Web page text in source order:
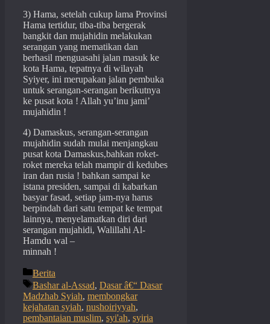
3) Hama, setelah cukup lama Provinsi
Hama tertidur, tiba-tiba bergerak
bangkit dan mujahidin melakukan
serangan yang mematikan dan
berhasil menguasahi jalan masuk ke
kota Hama, tepatnya di wilayah
Syiyer, ini merupakan jalan pembuka
untuk serangan-serangan berikutnya
ke pusat kota ! Allah yu’inu jami’
mujahidin !
4) Damaskus, serangan-serangan
mujahidin sudah mulai menjangkau
pusat kota Damaskus,bahkan roket-
roket mereka telah mampir di kedubes
iran dan rusia ! bahkan sampai ke
istana presiden, sampai di kabarkan
basyar fasad, setiap jam-nya harus
berpindah dari satu tempat ke tempat
lainnya, menyelamatkan diri dari
serangan mujahidi, Walillahi Al-
Hamdu wal –
minnah !
Categories
Berita
Tags
Bashar al-Assad, Dasar â€“ Dasar
Madzhab Syiah, membongkar
kejahatan syiah, nushoiriyyah,
pembantaian muslim, syi'ah, syiria